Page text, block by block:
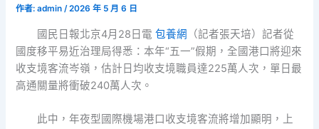
作者:admin/2026 年 5 月 6 日
國民日報北京4月28日電 包養網 （記者張天培）記者從
國度移平易近治理局得悉：本年“五一”假期，全國港口將迎來
收支境客流岑嶺，估計日均收支境職員達225萬人次，單日最
高通關量將衝破240萬人次。
此中，年夜型國際機場港口收支境客流將增加顯明，上